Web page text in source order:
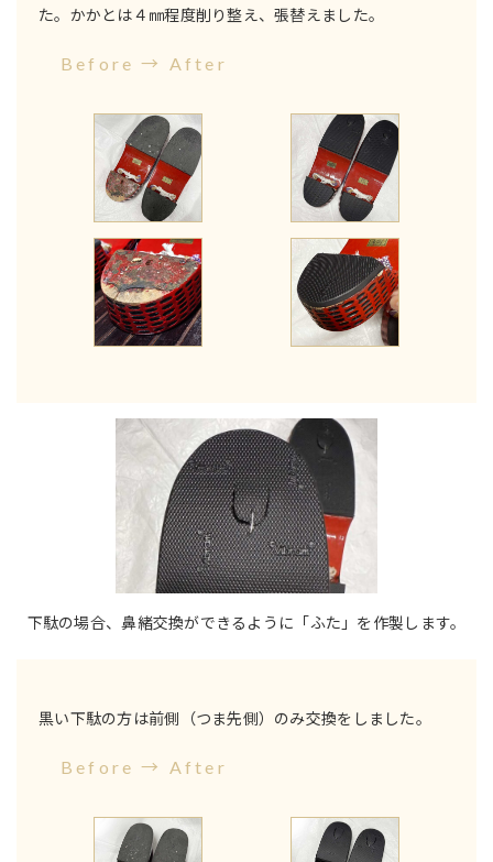
た。かかとは４㎜程度削り整え、張替えました。
Before → After
下駄の場合、鼻緒交換ができるように「ふた」を作製します。
黒い下駄の方は前側（つま先側）のみ交換をしました。
Before → After